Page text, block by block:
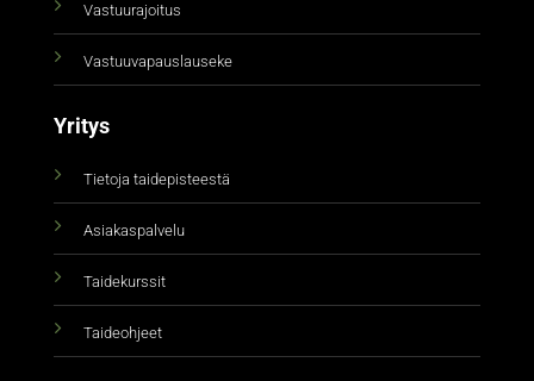
Vastuurajoitus
Vastuuvapauslauseke
Yritys
Tietoja taidepisteestä
Asiakaspalvelu
Taidekurssit
Taideohjeet